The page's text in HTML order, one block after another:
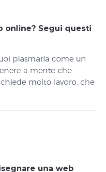
online? Segui questi
plasmarla come un
a mente che
molto lavoro, che
una web